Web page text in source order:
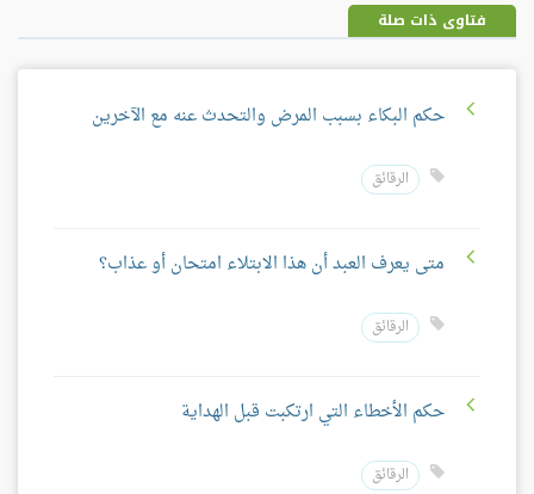
فتاوى ذات صلة
حكم البكاء بسبب المرض والتحدث عنه مع الآخرين
الرقائق
متى يعرف العبد أن هذا الابتلاء امتحان أو عذاب؟
الرقائق
حكم الأخطاء التي ارتكبت قبل الهداية
الرقائق